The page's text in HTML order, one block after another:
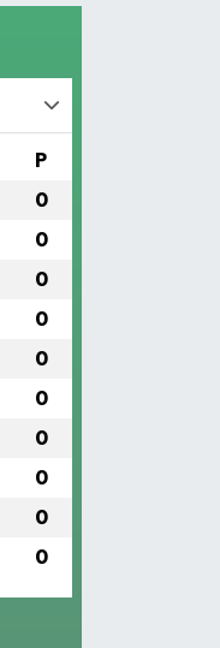
P
0
0
0
0
0
0
0
0
0
0